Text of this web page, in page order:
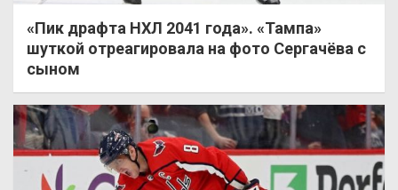
«Пик драфта НХЛ 2041 года». «Тампа»
шуткой отреагировала на фото Сергачёва с
сыном